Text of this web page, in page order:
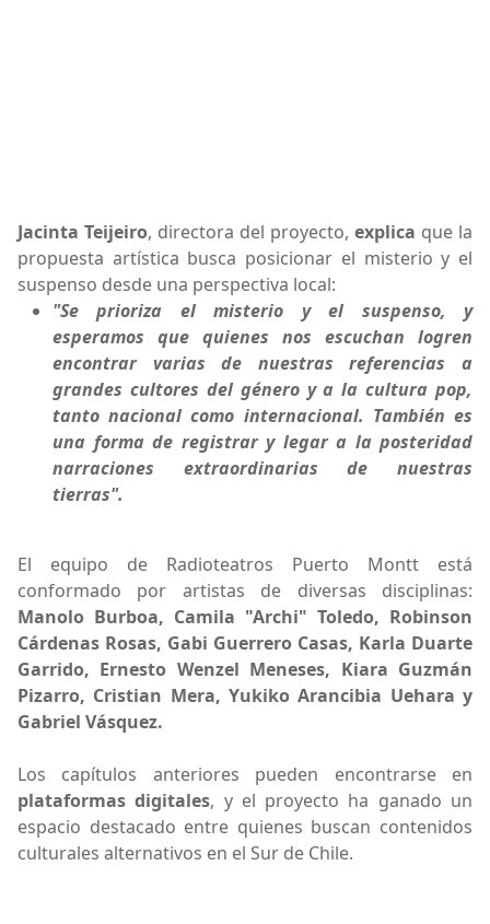
Jacinta Teijeiro, directora del proyecto, explica que la
propuesta artística busca posicionar el misterio y el
suspenso desde una perspectiva local:
"Se prioriza el misterio y el suspenso, y
esperamos que quienes nos escuchan logren
encontrar varias de nuestras referencias a
grandes cultores del género y a la cultura pop,
tanto nacional como internacional. También es
una forma de registrar y legar a la posteridad
narraciones extraordinarias de nuestras
tierras".
El equipo de Radioteatros Puerto Montt está
conformado por artistas de diversas disciplinas:
Manolo Burboa, Camila "Archi" Toledo, Robinson
Cárdenas Rosas, Gabi Guerrero Casas, Karla Duarte
Garrido, Ernesto Wenzel Meneses, Kiara Guzmán
Pizarro, Cristian Mera, Yukiko Arancibia Uehara y
Gabriel Vásquez.
Los capítulos anteriores pueden encontrarse en
plataformas digitales, y el proyecto ha ganado un
espacio destacado entre quienes buscan contenidos
culturales alternativos en el Sur de Chile.